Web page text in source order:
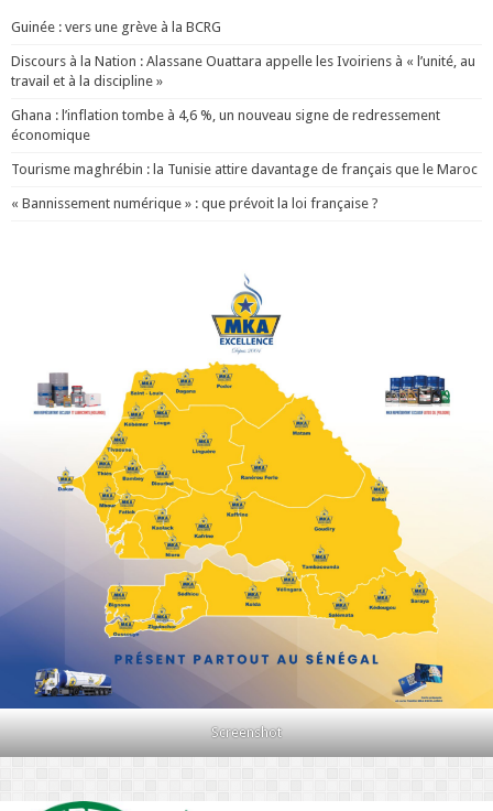
Guinée : vers une grève à la BCRG
Discours à la Nation : Alassane Ouattara appelle les Ivoiriens à « l’unité, au
travail et à la discipline »
Ghana : l’inflation tombe à 4,6 %, un nouveau signe de redressement
économique
Tourisme maghrébin : la Tunisie attire davantage de français que le Maroc
« Bannissement numérique » : que prévoit la loi française ?
Screenshot